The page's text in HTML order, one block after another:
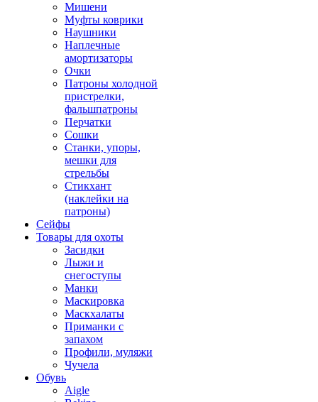
Мишени
Муфты коврики
Наушники
Наплечные
амортизаторы
Очки
Патроны холодной
пристрелки,
фальшпатроны
Перчатки
Сошки
Станки, упоры,
мешки для
стрельбы
Стикхант
(наклейки на
патроны)
Сейфы
Товары для охоты
Засидки
Лыжи и
снегоступы
Манки
Маскировка
Маскхалаты
Приманки с
запахом
Профили, муляжи
Чучела
Обувь
Aigle